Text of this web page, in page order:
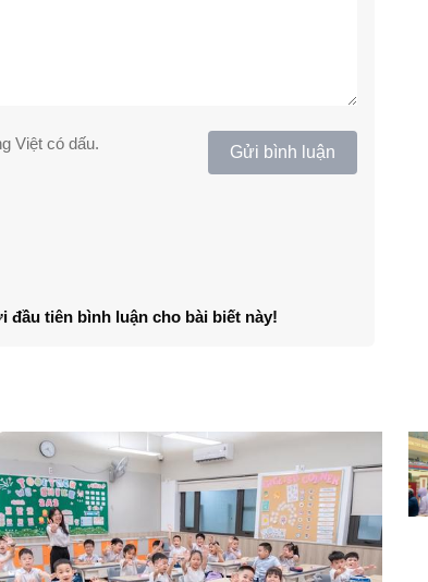
Việt có dấu. Gửi bình luận
tiên bình luận cho bài biết này!